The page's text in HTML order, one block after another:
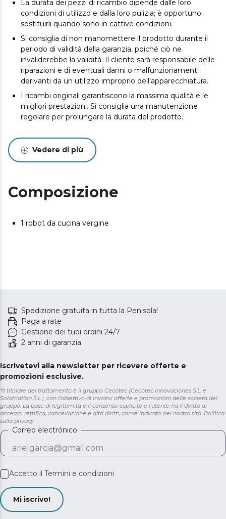
La durata dei pezzi di ricambio dipende dalle loro
condizioni di utilizzo e dalla loro pulizia; è opportuno
sostituirli quando sono in cattive condizioni.
Si consiglia di non manomettere il prodotto durante il
periodo di validità della garanzia, poiché ciò ne
invaliderebbe la validità. Il cliente sarà responsabile delle
riparazioni e di eventuali danni o malfunzionamenti
derivanti da un utilizzo improprio dell'apparecchiatura.
I ricambi originali garantiscono la massima qualità e le
migliori prestazioni. Si consiglia una manutenzione
regolare per prolungare la durata del prodotto.
Vedere di più
Composizione
1 robot da cucina vergine
Spedizione gratuita in tutta la Penisola!
Paga a rate
Gestione dei tuoi ordini 24/7
2 anni di garanzia
Iscrivetevi alla newsletter per ricevere offerte e
promozioni esclusive.
*Il titolare del trattamento è il gruppo Cecotec (Cecotec Innovaciones S.L. e
Solotriatlon S.L.), con l'obiettivo di inviarvi offerte e promozioni delle società del
gruppo. La base di legittimità è il consenso esplicito e l'utente ha il diritto di
accesso, rettifica, cancellazione e altri diritti, come indicato nel nostro sito. Politica
sulla privacy
Correo electrónico
Accetto il Termini e condizioni
Mi iscrivo!